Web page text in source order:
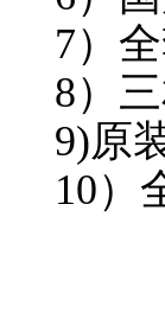
7）
8）
9)原
10）